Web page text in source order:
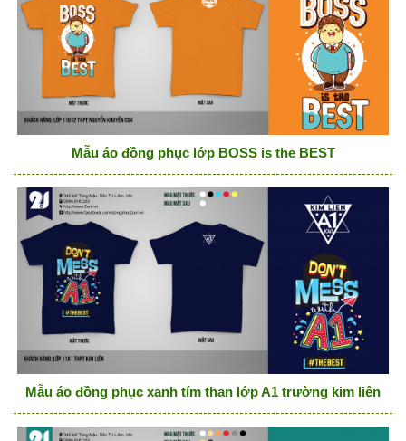
Mẫu áo đồng phục lớp BOSS is the BEST
Mẫu áo đồng phục xanh tím than lớp A1 trường kim liên